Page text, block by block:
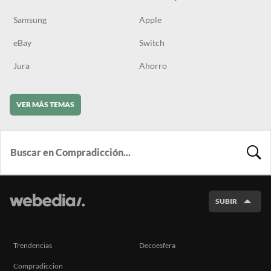
Samsung Apple
eBay Switch
Jura Ahorro
VER MÁS TEMAS
SUBIR
Trendencias Decoesfera
Compradiccion